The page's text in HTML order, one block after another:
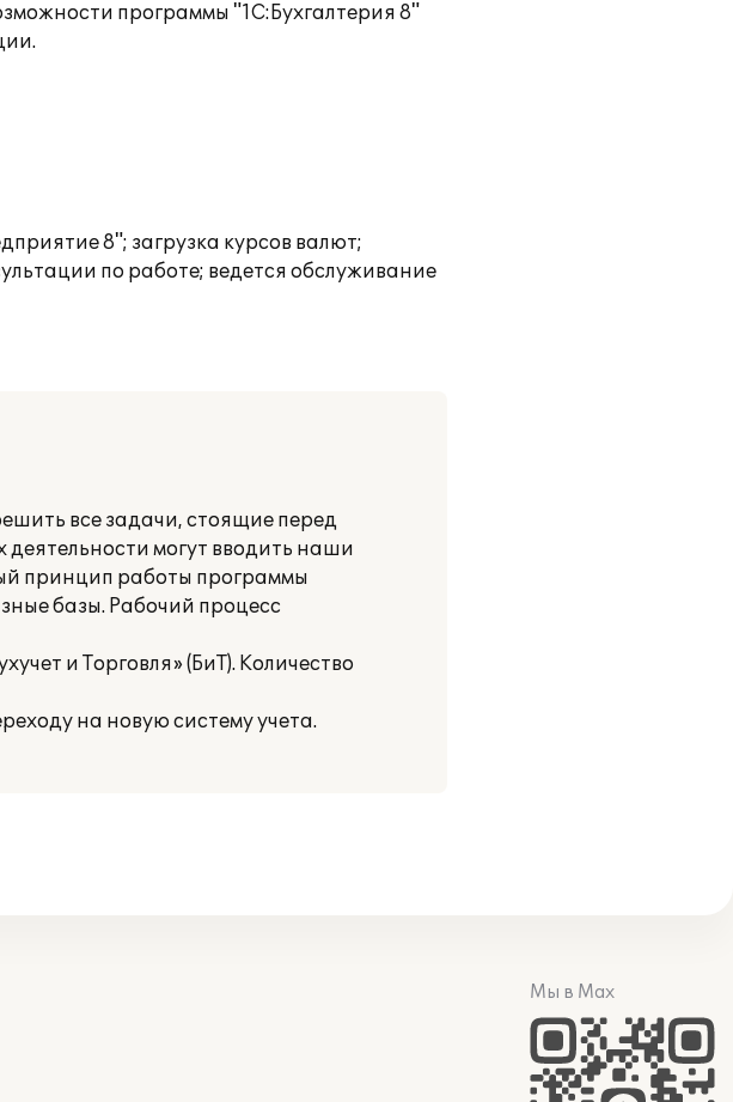
программы "1С:Бухгалтерия 8"
8"; загрузка курсов валют;
по работе; ведется обслуживание
все задачи, стоящие перед
могут вводить наши
принцип работы программы
базы. Рабочий процесс
и Торговля» (БиТ). Количество
на новую систему учета.
Мы в Max